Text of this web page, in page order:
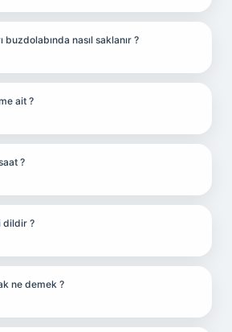
buzdolabında nasıl saklanır ?
ait ?
?
dildir ?
ne demek ?